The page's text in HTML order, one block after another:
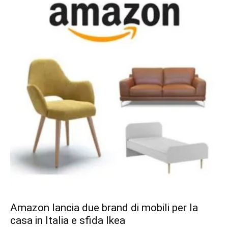
Amazon lancia due brand di mobili per la
casa in Italia e sfida Ikea